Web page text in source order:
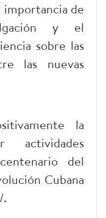
importancia de
y el
sobre las
las nuevas
la
actividades
del
Cubana
.